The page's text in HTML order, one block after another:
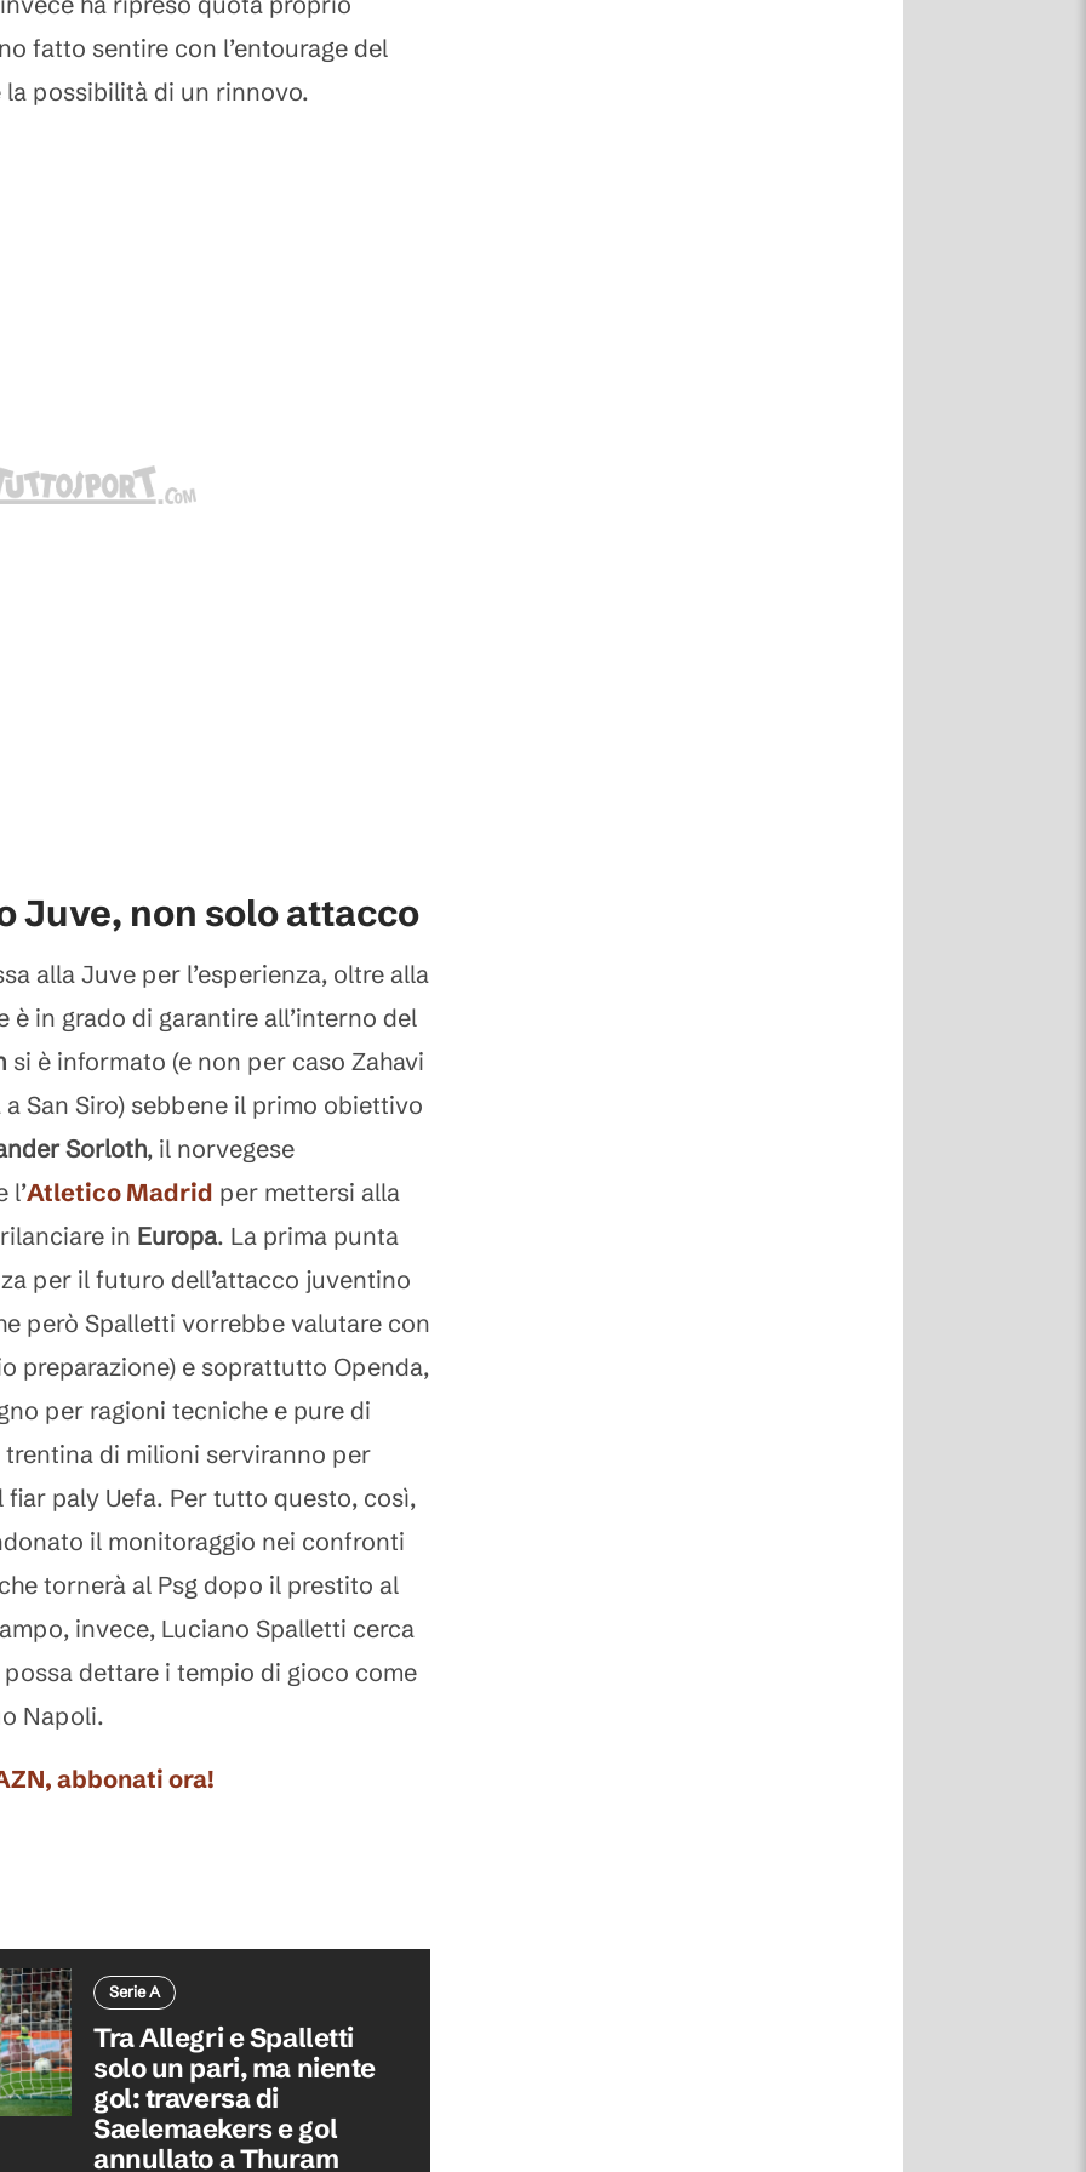
fatto sentire con l’entourage del
possibilità di un rinnovo.
Juve, non solo attacco
alla Juve per l’esperienza, oltre alla
è in grado di garantire all’interno del
si è informato (e non per caso Zahavi
San Siro) sebbene il primo obiettivo
Sorloth, il norvegese
l’Atletico Madrid per mettersi alla
in Europa. La prima punta
per il futuro dell’attacco juventino
però Spalletti vorrebbe valutare con
preparazione) e soprattutto Openda,
per ragioni tecniche e pure di
di milioni serviranno per
paly Uefa. Per tutto questo, così,
il monitoraggio nei confronti
tornerà al Psg dopo il prestito al
invece, Luciano Spalletti cerca
dettare i tempio di gioco come
Napoli.
abbonati ora!
Serie A
Tra Allegri e Spalletti
solo un pari, ma niente
gol: traversa di
Saelemaekers e gol
annullato a Thuram